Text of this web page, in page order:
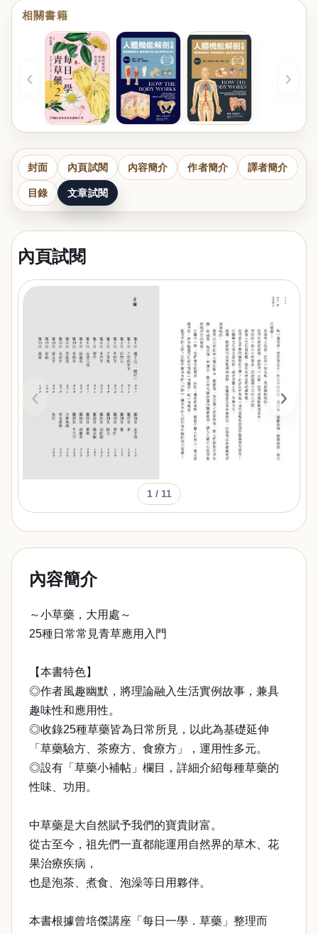
相關書籍
‹ ›
封面 內頁試閱 內容簡介 作者簡介 譯者簡介
目錄 文章試閱
內頁試閱
‹ ›
1/ 11
內容簡介
～小草藥，大用處～
25種日常常見青草應用入門
【本書特色】
◎作者風趣幽默，將理論融入生活實例故事，兼具
趣味性和應用性。
◎收錄25種草藥皆為日常所見，以此為基礎延伸
「草藥驗方、茶療方、食療方」，運用性多元。
◎設有「草藥小補帖」欄目，詳細介紹每種草藥的
性味、功用。
中草藥是大自然賦予我們的寶貴財富。
從古至今，祖先們一直都能運用自然界的草木、花
果治療疾病，
也是泡茶、煮食、泡澡等日用夥伴。
本書根據曾培傑講座「每日一學．草藥」整理而